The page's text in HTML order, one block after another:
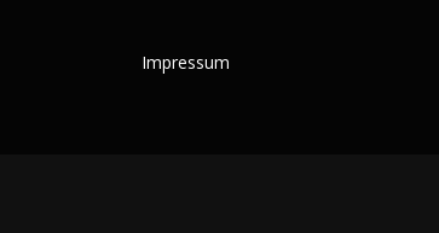
Impressum